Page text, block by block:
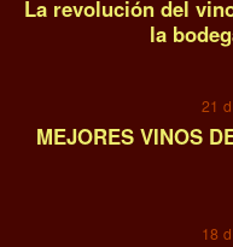
La revolución del
la
21
MEJORES VINOS
18